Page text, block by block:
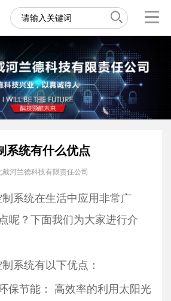
系统有什么优点
戴河兰德科技有限责任公司
系统在生活中应用非常广
呢？下面我们为大家进行介
系统有以下优点：
节能： 高效率的利用太阳光